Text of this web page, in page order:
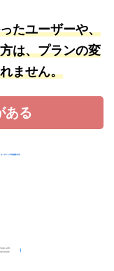
たユーザーや、
は、プランの変
ません。
ある